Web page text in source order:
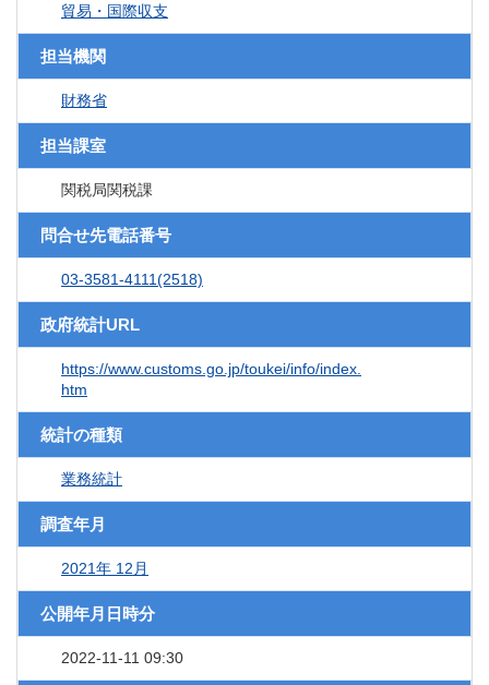
貿易・国際収支
担当機関
財務省
担当課室
関税局関税課
問合せ先電話番号
03-3581-4111(2518)
政府統計URL
https://www.customs.go.jp/toukei/info/index.
htm
統計の種類
業務統計
調査年月
2021年 12月
公開年月日時分
2022-11-11 09:30